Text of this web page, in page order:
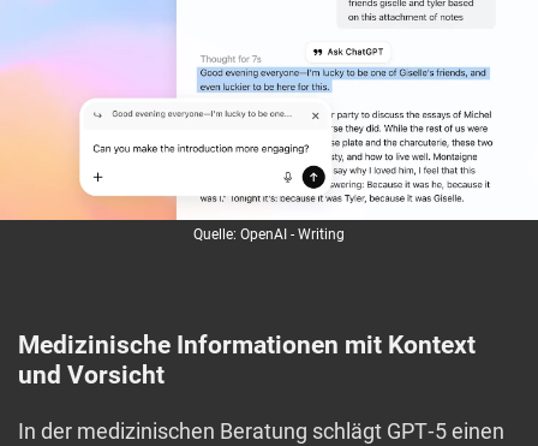
Quelle: OpenAI - Writing
Medizinische Informationen mit Kontext
und Vorsicht
In der medizinischen Beratung schlägt GPT‑5 einen